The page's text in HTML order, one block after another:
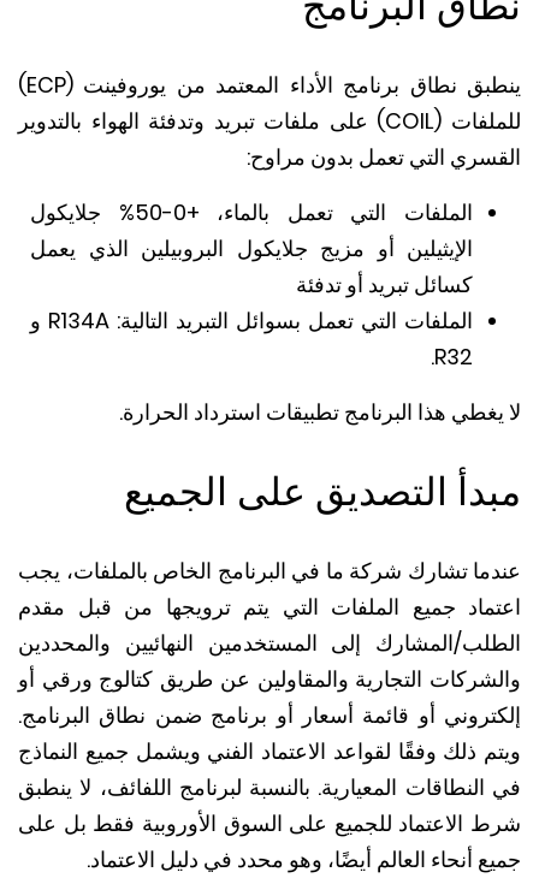
ينطبق نطاق برنامج الأداء المعتمد من يوروفينت (ECP)
للملفات (COIL) على ملفات تبريد وتدفئة الهواء بالتدوير
التي تعمل بدون مراوح:
الملفات التي تعمل بالماء، +0-50% جلايكول
الإيثيلين أو مزيج جلايكول البروبيلين الذي يعمل
كسائل تبريد أو تدفئة
الملفات التي تعمل بسوائل التبريد التالية: R134A و
هذا البرنامج تطبيقات استرداد الحرارة.
التصديق على الجميع
تشارك شركة ما في البرنامج الخاص بالملفات، يجب
جميع الملفات التي يتم ترويجها من قبل مقدم
المشارك إلى المستخدمين النهائيين والمحددين
التجارية والمقاولين عن طريق كتالوج ورقي أو
أو قائمة أسعار أو برنامج ضمن نطاق البرنامج.
ذلك وفقًا لقواعد الاعتماد الفني ويشمل جميع النماذج
المعيارية. بالنسبة لبرنامج اللفائف، لا ينطبق
الاعتماد للجميع على السوق الأوروبية فقط بل على
أنحاء العالم أيضًا، وهو محدد في دليل الاعتماد.